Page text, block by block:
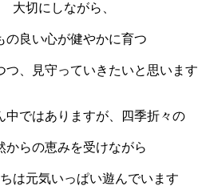
大切に しながら、
の良い心が健やかに育つ
つ、 見守っていきたいと思います
ではありますが、四季折々の
らの恵みを受けながら
は元気いっぱい遊んでいます